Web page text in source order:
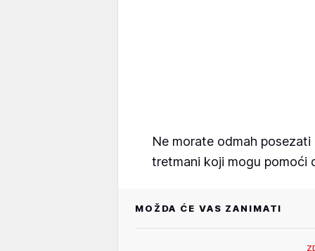
Ne morate odmah
tretmani koji mogu pomoći
MOŽDA ĆE VAS ZANIMATI